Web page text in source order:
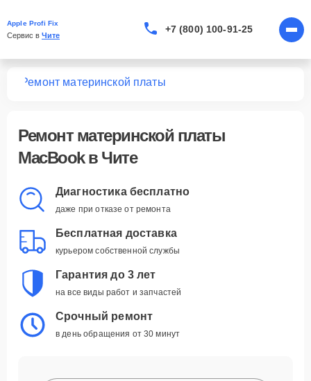
Apple Profi Fix
Сервис в Чите
+7 (800) 100-91-25
Ремонт материнской платы
Ремонт материнской платы
MacBook в Чите
Диагностика бесплатно
даже при отказе от ремонта
Бесплатная доставка
курьером собственной службы
Гарантия до 3 лет
на все виды работ и запчастей
Срочный ремонт
в день обращения от 30 минут